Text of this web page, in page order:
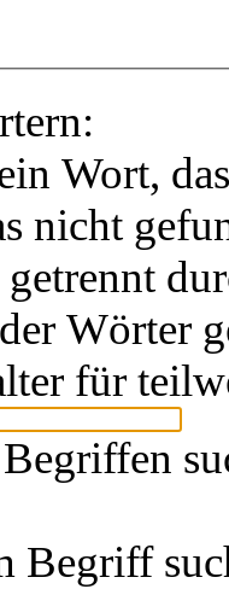
Wort,
nicht
getrennt
Wörter
für
Begriff